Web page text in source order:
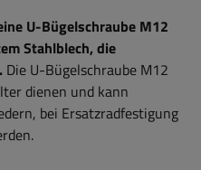
U-Bügelschraube M12
Stahlblech, die
Die U-Bügelschraube M12
dienen und kann
bei Ersatzradfestigung